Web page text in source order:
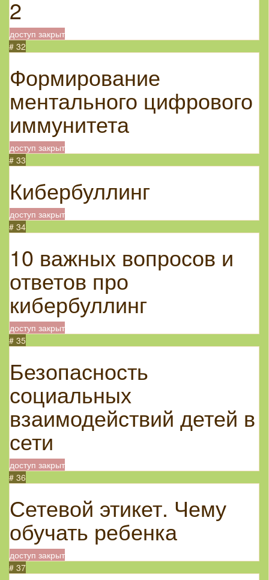
2
доступ закрыт
# 32
Формирование
ментального цифрового
иммунитета
доступ закрыт
# 33
Кибербуллинг
доступ закрыт
# 34
10 важных вопросов и
ответов про
кибербуллинг
доступ закрыт
# 35
Безопасность
социальных
взаимодействий детей в
сети
доступ закрыт
# 36
Сетевой этикет. Чему
обучать ребенка
доступ закрыт
# 37